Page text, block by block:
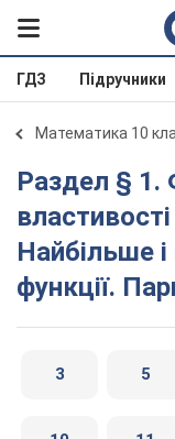
ГДЗ Підручники
Математика 10
Раздел § 1. Функції, їхні
Найбільше
функції.
3 5